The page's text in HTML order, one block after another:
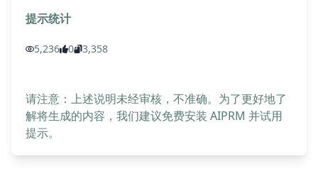
提示统计
5,236 0 3,358
请注意：上述说明未经审核，不准确。为了更好地了
解将生成的内容，我们建议免费安装 AIPRM 并试用
提示。